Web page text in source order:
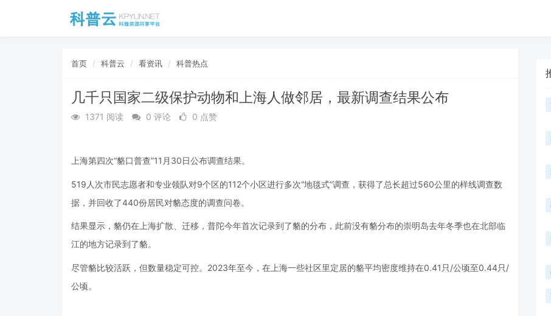
首页 科普云 看资讯 科普热点
几千只国家二级保护动物和上海人做邻居，最新调查结果公布
1371 阅读 0 评论 0 点赞
上海第四次“貉口普查”11月30日公布调查结果。
519人次市民志愿者和专业领队对9个区的112个小区进行多次“地毯式”调查，获得了总长超过560公里的样线调查数
据，并回收了440份居民对貉态度的调查问卷。
结果显示，貉仍在上海扩散、迁移，普陀今年首次记录到了貉的分布，此前没有貉分布的崇明岛去年冬季也在北部临
江的地方记录到了貉。
尽管貉比较活跃，但数量稳定可控。2023年至今，在上海一些社区里定居的貉平均密度维持在0.41只/公顷至0.44只/
公顷。